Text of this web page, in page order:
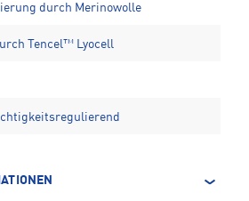
durch Merinowolle
Tencel™ Lyocell